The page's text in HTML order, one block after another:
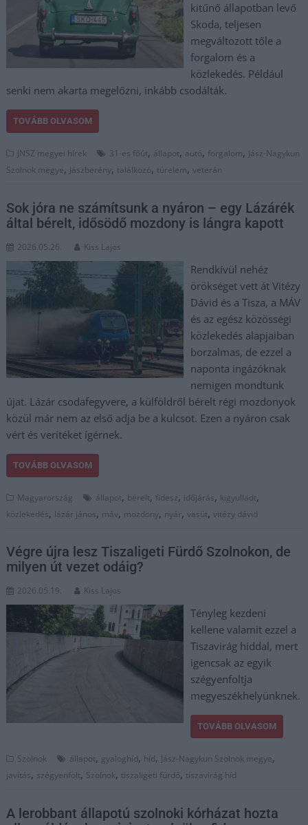
kitűnő állapotban levő
Skoda, teljesen
megváltozott tőle a
forgalom és a
közlekedés. Például
senki nem akarta megelőzni, inkább csodálták.
TOVÁBB OLVASOM
JNSZ megyei hírek 31-es főút, állapot, autó, forgalom, Jász-Nagykun
Szolnok megye, Jászberény, találkozó, türelem,veterán
Sok jóra ne számítsunk a nyáron – egy Lázárék
által bérelt, idősödő mozdony is lángra kapott
2026.05.26. Kiss Lajos
Rendkívül nehéz
örökséget vett át Vitézy
Dávid és a Tisza, a MÁV
és az egész közösségi
közlekedés alapjaiban
borzalmas, de ezzel a
naponta ingázóknak
nemigen mondtunk
újat. Lázár csodafegyvere, a külföldről bérelt régi mozdonyok
közül már nem az első adja be a kulcsot. Ezen a nyáron csak
vért és verítéket ígérnek.
TOVÁBB OLVASOM
Magyarország állapot, bérelt, fidesz, időjárás, kigyulladt,
közlekedés, lázár jános, máv, mozdony, nyár,vasút,vitézy dávid
Végre újra lesz Tiszaligeti Fürdő Szolnokon, de
milyen út vezet odáig?
2026.05.19. Kiss Lajos
Tényleg kezdeni
kellene valamit ezzel a
Tiszavirág híddal, mert
igencsak az egyik
szégyenfoltja
megyeszékhelyünknek.
TOVÁBB OLVASOM
Szolnok állapot, gyaloghíd, híd, Jász-Nagykun Szolnok megye,
javítás, szégyenfolt, Szolnok, tiszaligeti fürdő, tiszavirág híd
A lerobbant állapotú szolnoki kórházat hozta